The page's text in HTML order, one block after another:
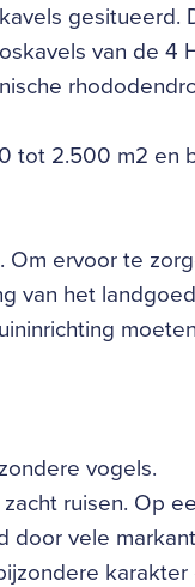
gesitueerd.
van de 4
tot 2.500 m2 en
Om ervoor te
van het
vogels.
ruisen. Op
door vele